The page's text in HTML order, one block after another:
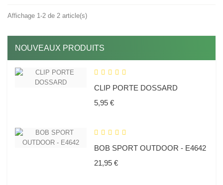
NOUVEAUX PRODUITS
CLIP PORTE DOSSARD
5,95 €Prix
BOB SPORT OUTDOOR - E4642
21,95 €Prix
Affichage 1-2 de 2 article(s)